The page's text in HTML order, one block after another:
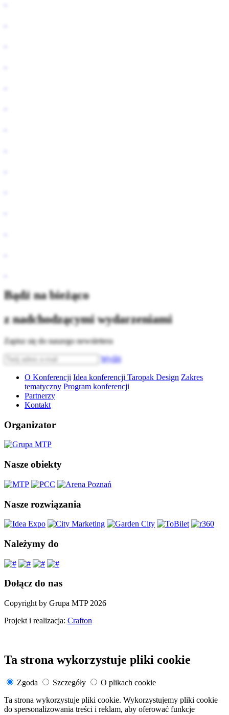
Bądź na bieżąco
z nadchodzącymi wydarzeniami
Zapisz się do naszego newslettera
Wyślij
O Konferencji Idea konferencji Taropak Design Zakres
tematyczny Program konferencji
Partnerzy
Kontakt
Organizator
Nasze obiekty
Nasze rozwiązania
Należymy do
Dołącz do nas
Copyright by Grupa MTP 2026
Projekt i realizacja: Crafton
Ta strona wykorzystuje pliki cookie
Zgoda Szczegóły
O plikach cookie
Ta strona wykorzystuje pliki cookie. Wykorzystujemy pliki cookie
do spersonalizowania treści i reklam, aby oferować funkcje